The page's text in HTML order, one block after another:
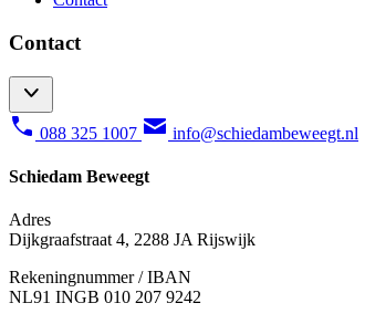
Contact
088 325 1007 info@schiedambeweegt.nl
Schiedam Beweegt
Adres
Dijkgraafstraat 4, 2288 JA Rijswijk
Rekeningnummer / IBAN
NL91 INGB 010 207 9242